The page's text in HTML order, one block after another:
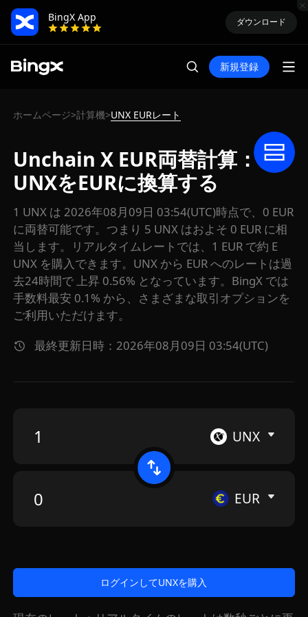
BingX App
ダウンロード
新規登録
ホームページ>計算機>UNX EURレート
Unchain X EUR両替計算：
UNXをEURに換算する
1 UNX は 2026年08月09日 03:54(UTC)時点で、0 EUR
に両替可能です。つまり 5 UNX はおよそ 0 EUR に相
当します。リアルタイムレートでは、1 EUR で約 E
UNX を購入できます。UNX から EUR へのレートは過
去24時間で 上昇 0.56% となっています。BingX では
手数料最安 0.1% から、さまざまな取引オプションを
ご利用いただけます。
最終更新日時：2026年08月09日 03:54(UTC)
UNX
EUR
ログインしてUNXを購入